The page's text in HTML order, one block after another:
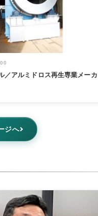
／アルミドロス再生専業メーカ
ジへ